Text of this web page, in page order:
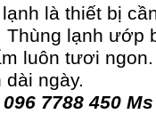
là thiết bị
Thùng lạnh ướp
luôn tươi
ngày.
7788 450